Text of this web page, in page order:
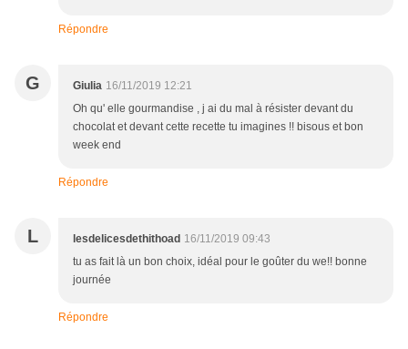
Répondre
G Giulia 16/11/2019 12:21
Oh qu' elle gourmandise , j ai du mal à résister devant du
chocolat et devant cette recette tu imagines !! bisous et bon
week end
Répondre
L lesdelicesdethithoad 16/11/2019 09:43
tu as fait là un bon choix, idéal pour le goûter du we!! bonne
journée
Répondre